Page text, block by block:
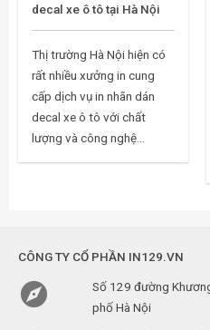
decal xe ô tô tại Hà Nội
Thị trường Hà Nội hiện có
rất nhiều xưởng in cung
cấp dịch vụ in nhãn dán
decal xe ô tô với chất
lượng và công nghệ...
CÔNG TY CỔ PHẦN IN129.VN

Số 129 đường
phố Hà Nội